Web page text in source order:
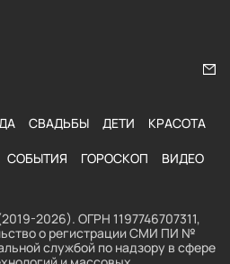
СВАДЬБЫ ДЕТИ КРАСОТА
СОБЫТИЯ ГОРОСКОП ВИДЕО
2026). ОГРН 1197746707311,
о регистрации СМИ ПИ №
службой по надзору в сфере